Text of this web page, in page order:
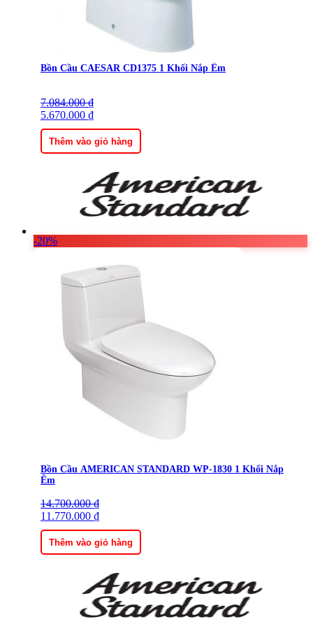
Bồn Cầu CAESAR CD1375 1 Khối Nắp Êm
7.084.000₫
Giá
gốc
là:
7.084.000 ₫.
5.670.000 ₫
Giá
hiện
tại
là:
5.670.000 ₫.
Thêm vào giỏ hàng
-20%
Bồn Cầu AMERICAN STANDARD WP-1830 1 Khối Nắp
Êm
14.700.000₫
Giá
gốc
là:
14.700.000 ₫.
11.770.000 ₫
Giá
hiện
tại
là:
11.770.000 ₫.
Thêm vào giỏ hàng